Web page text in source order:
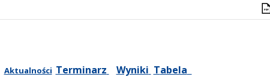
Aktualności Terminarz Wyniki Tabela